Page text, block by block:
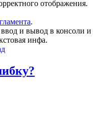
отображения.
.
и вывод в консоли и
инфа.